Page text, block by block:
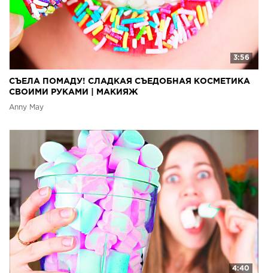
3:56
СЪЕЛА ПОМАДУ! СЛАДКАЯ СЪЕДОБНАЯ КОСМЕТИКА
СВОИМИ РУКАМИ | МАКИЯЖ
Anny May
4:40